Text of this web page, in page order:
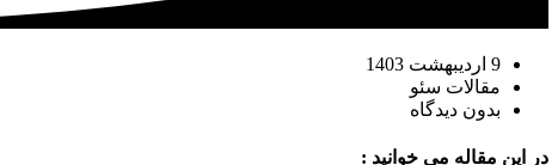
9 اردیبهشت 1403
مقالات سئو
بدون دیدگاه
در این مقاله می خوانید :